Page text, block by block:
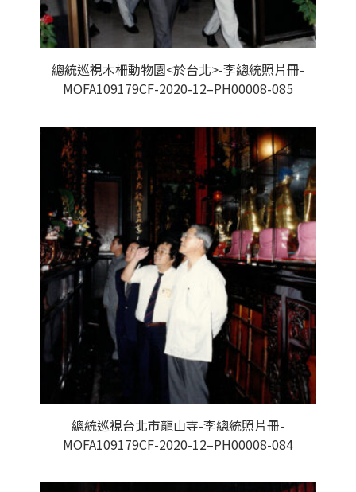
總統巡視木柵動物園<於台北>-李總統照片冊-
MOFA109179CF-2020-12–PH00008-085
總統巡視台北市龍山寺-李總統照片冊-
MOFA109179CF-2020-12–PH00008-084